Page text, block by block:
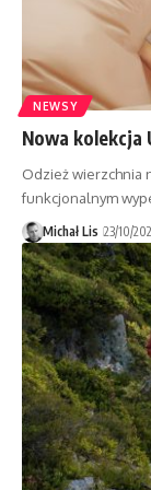
NEWSY
Nowa kolekcja
Odzież wierzchnia
funkcjonalnym
Michał Lis 23/10/